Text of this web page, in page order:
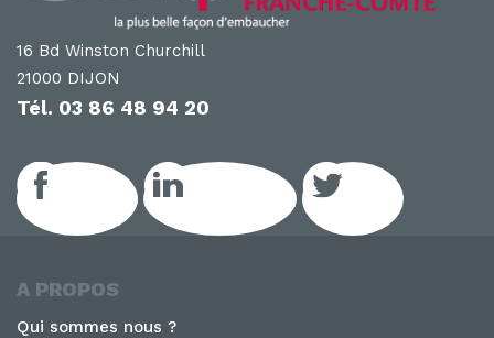
16 Bd Winston Churchill
21000 DIJON
Tél. 03 86 48 94 20
Facebook LinkedIn GEIQ Twitter
A PROPOS
Qui sommes nous ?